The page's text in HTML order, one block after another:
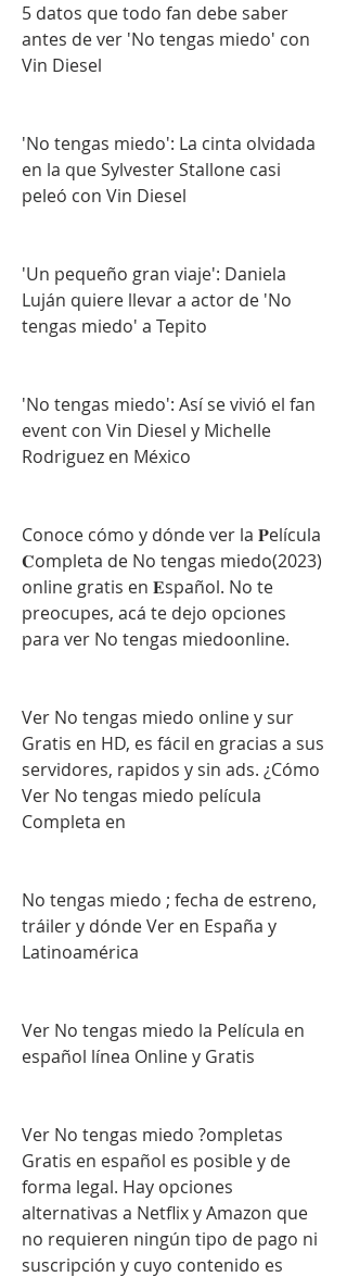
5 datos que todo fan debe saber
antes de ver 'No tengas miedo' con
Vin Diesel
'No tengas miedo': La cinta olvidada
en la que Sylvester Stallone casi
peleó con Vin Diesel
'Un pequeño gran viaje': Daniela
Luján quiere llevar a actor de 'No
tengas miedo' a Tepito
'No tengas miedo': Así se vivió el fan
event con Vin Diesel y Michelle
Rodriguez en México
Conoce cómo y dónde ver la 𝐏elícula
𝐂ompleta de No tengas miedo(2023)
online gratis en 𝐄spañol. No te
preocupes, acá te dejo opciones
para ver No tengas miedoonline.
Ver No tengas miedo online y sur
Gratis en HD, es fácil en gracias a sus
servidores, rapidos y sin ads. ¿Cómo
Ver No tengas miedo película
Completa en
No tengas miedo ; fecha de estreno,
tráiler y dónde Ver en España y
Latinoamérica
Ver No tengas miedo la Película en
español línea Online y Gratis
Ver No tengas miedo ?ompletas
Gratis en español es posible y de
forma legal. Hay opciones
alternativas a Netflix y Amazon que
no requieren ningún tipo de pago ni
suscripción y cuyo contenido es